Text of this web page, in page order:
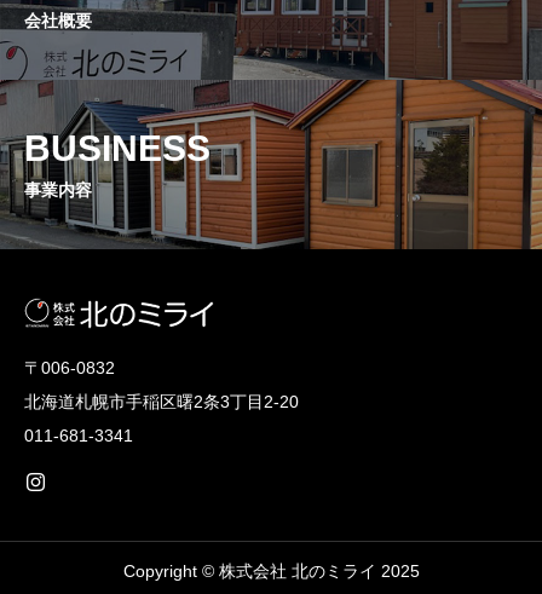
会社概要
BUSINESS
事業内容
〒006-0832
北海道札幌市手稲区曙2条3丁目2-20
011-681-3341
Copyright © 株式会社 北のミライ 2025